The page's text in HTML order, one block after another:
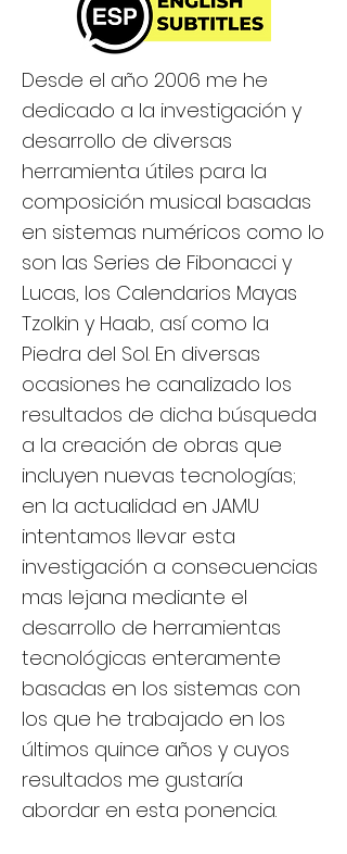
Desde el año 2006 me he
dedicado a la investigación y
desarrollo de diversas
herramienta útiles para la
composición musical basadas
en sistemas numéricos como lo
son las Series de Fibonacci y
Lucas, los Calendarios Mayas
Tzolkin y Haab, así como la
Piedra del Sol. En diversas
ocasiones he canalizado los
resultados de dicha búsqueda
a la creación de obras que
incluyen nuevas tecnologías;
en la actualidad en JAMU
intentamos llevar esta
investigación a consecuencias
mas lejana mediante el
desarrollo de herramientas
tecnológicas enteramente
basadas en los sistemas con
los que he trabajado en los
últimos quince años y cuyos
resultados me gustaría
abordar en esta ponencia.